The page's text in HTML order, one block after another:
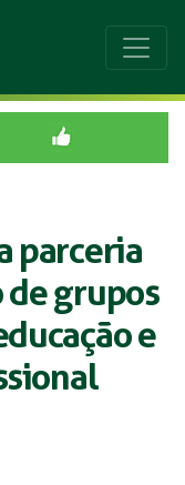
parceria
de grupos
e